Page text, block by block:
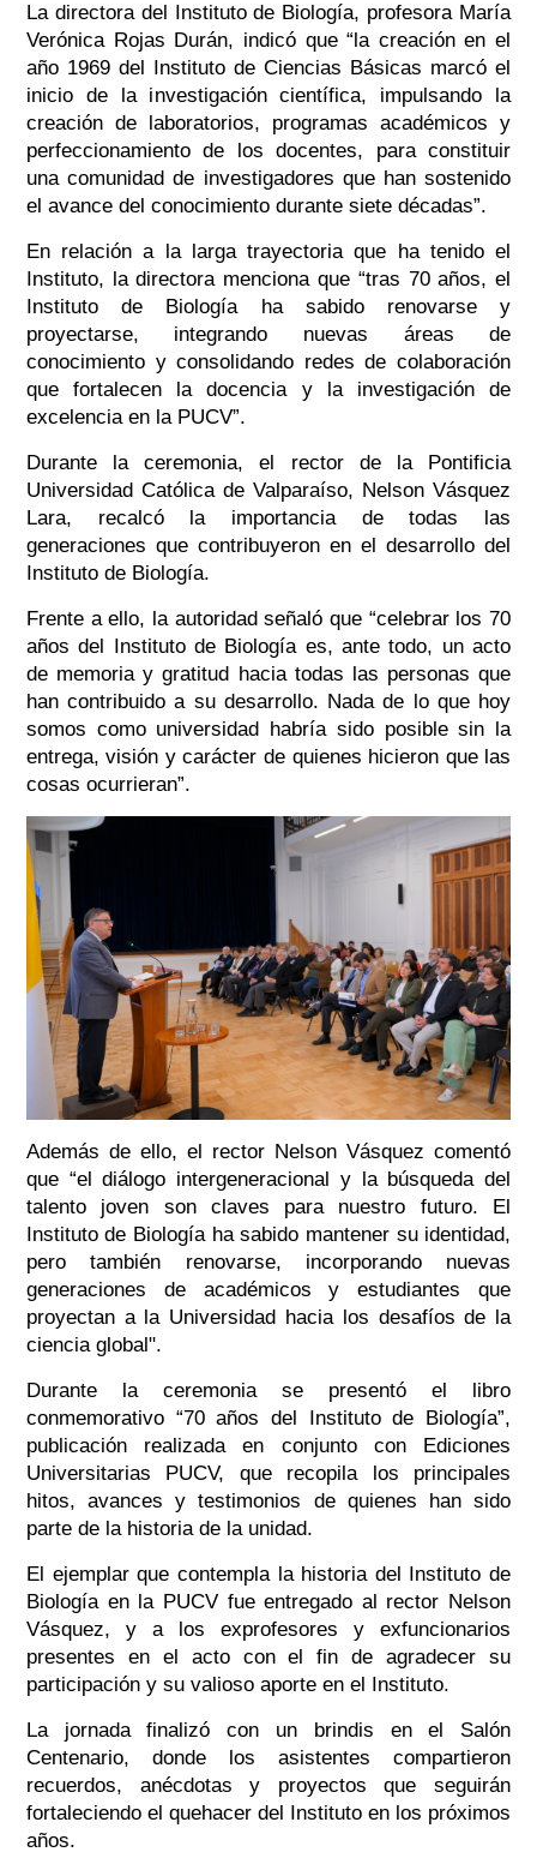
La directora del Instituto de Biología, profesora María
Verónica Rojas Durán, indicó que “la creación en el
año 1969 del Instituto de Ciencias Básicas marcó el
inicio de la investigación científica, impulsando la
creación de laboratorios, programas académicos y
perfeccionamiento de los docentes, para constituir
una comunidad de investigadores que han sostenido
el avance del conocimiento durante siete décadas”.
En relación a la larga trayectoria que ha tenido el
Instituto, la directora menciona que “tras 70 años, el
Instituto de Biología ha sabido renovarse y
proyectarse, integrando nuevas áreas de
conocimiento y consolidando redes de colaboración
que fortalecen la docencia y la investigación de
excelencia en la PUCV”.
Durante la ceremonia, el rector de la Pontificia
Universidad Católica de Valparaíso, Nelson Vásquez
Lara, recalcó la importancia de todas las
generaciones que contribuyeron en el desarrollo del
Instituto de Biología.
Frente a ello, la autoridad señaló que “celebrar los 70
años del Instituto de Biología es, ante todo, un acto
de memoria y gratitud hacia todas las personas que
han contribuido a su desarrollo. Nada de lo que hoy
somos como universidad habría sido posible sin la
entrega, visión y carácter de quienes hicieron que las
cosas ocurrieran”.
Además de ello, el rector Nelson Vásquez comentó
que “el diálogo intergeneracional y la búsqueda del
talento joven son claves para nuestro futuro. El
Instituto de Biología ha sabido mantener su identidad,
pero también renovarse, incorporando nuevas
generaciones de académicos y estudiantes que
proyectan a la Universidad hacia los desafíos de la
ciencia global".
Durante la ceremonia se presentó el libro
conmemorativo “70 años del Instituto de Biología”,
publicación realizada en conjunto con Ediciones
Universitarias PUCV, que recopila los principales
hitos, avances y testimonios de quienes han sido
parte de la historia de la unidad.
El ejemplar que contempla la historia del Instituto de
Biología en la PUCV fue entregado al rector Nelson
Vásquez, y a los exprofesores y exfuncionarios
presentes en el acto con el fin de agradecer su
participación y su valioso aporte en el Instituto.
La jornada finalizó con un brindis en el Salón
Centenario, donde los asistentes compartieron
recuerdos, anécdotas y proyectos que seguirán
fortaleciendo el quehacer del Instituto en los próximos
años.